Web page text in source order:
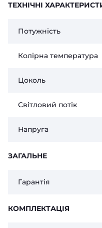
ТЕХНІЧНІ
Потужність
Колірна температура
Цоколь
Світловий потік
Напруга
ЗАГАЛЬНЕ
Гарантія
КОМПЛЕКТАЦІЯ